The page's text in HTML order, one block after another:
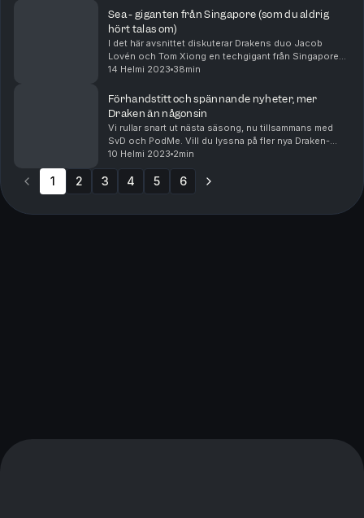
Sea - giganten från Singapore (som du aldrig
hört talas om)
I det här avsnittet diskuterar Drakens duo Jacob
Lovén och Tom Xiong en techgigant från Singapore
som du troligen aldrig hört talas om. Sea Group är ett
14 Helmi 2023 38min
Förhandstitt och spännande nyheter, mer
Draken än någonsin
Vi rullar snart ut nästa säsong, nu tillsammans med
SvD och PodMe. Vill du lyssna på fler nya Draken-
avsnitt än någonsin tidigare? Registrera ditt konto på
PodMe eller SvD. Den 14:e februari kommer nä...
10 Helmi 2023 2min
1 2 3 4 5 6